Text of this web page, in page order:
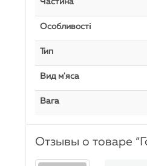
Частина
Особливості
Тип
Вид м'яса
Вага
Отзывы о товаре “